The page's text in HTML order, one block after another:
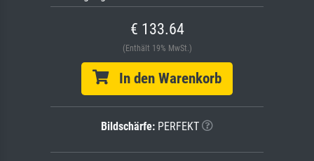
€ 133.64
(Enthält 19% MwSt.)
In den Warenkorb
Bildschärfe: PERFEKT